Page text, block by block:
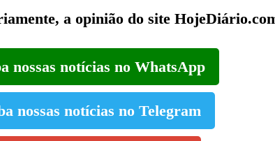
a opinião do site
nossas notícias no WhatsApp
nossas notícias no Telegram